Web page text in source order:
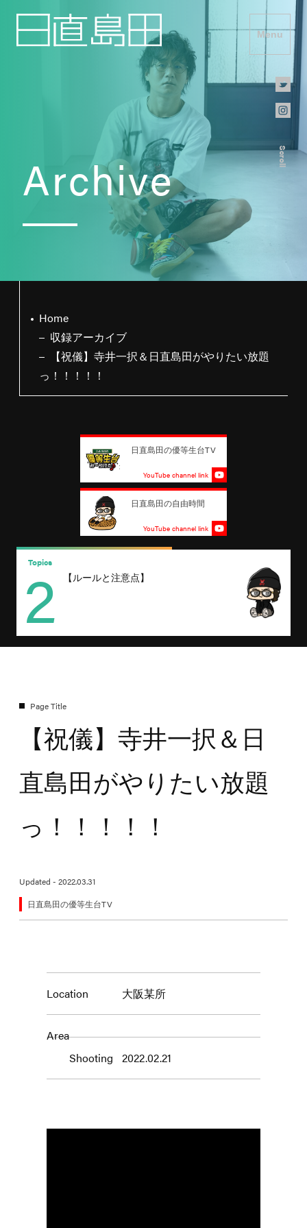
Menu
Scroll
Archive
Home
収録アーカイブ
【祝儀】寺井一択＆日直島田がやりたい放題
っ！！！！！
日直島田の優等生台TV
YouTube channel link
日直島田の自由時間
YouTube channel link
【ルールと注意点】
Topics
2
【祝儀】寺井一択＆日
直島田がやりたい放題
っ！！！！！
Updated - 2022.03.31
日直島田の優等生台TV
Location 大阪某所
Area
Shooting
2022.02.21